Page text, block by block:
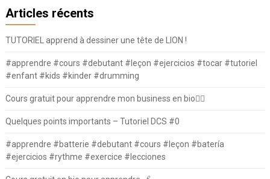
Articles récents
TUTORIEL apprend à dessiner une tête de LION !
#apprendre #cours #debutant #leçon #ejercicios #tocar #tutoriel
#enfant #kids #kinder #drumming
Cours gratuit pour apprendre mon business en bio⛓️‍💥
Quelques points importants – Tutoriel DCS #0
#apprendre #batterie #debutant #cours #leçon #batería
#ejercicios #rythme #exercice #lecciones